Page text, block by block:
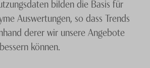
bilden die Basis für
Auswertungen, so dass Trends
derer wir unsere Angebote
können.